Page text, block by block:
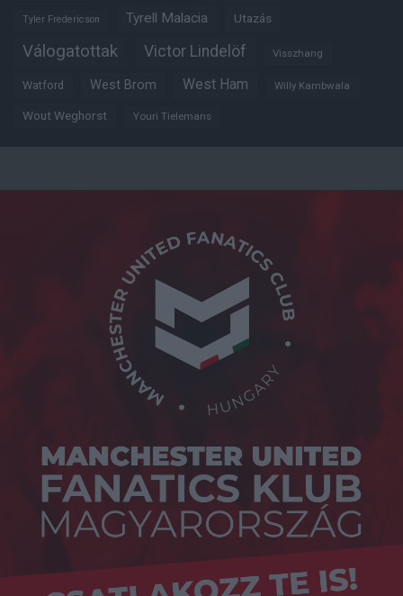
Tyler Fredericson Tyrell Malacia Utazás
Válogatottak Victor Lindelöf Visszhang
Watford West Brom West Ham Willy Kambwala
Wout Weghorst Youri Tielemans